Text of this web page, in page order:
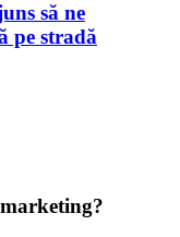
să ne
pe stradă